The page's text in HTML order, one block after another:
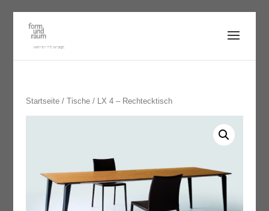
Startseite/ Tische/ LX 4 – Rechtecktisch